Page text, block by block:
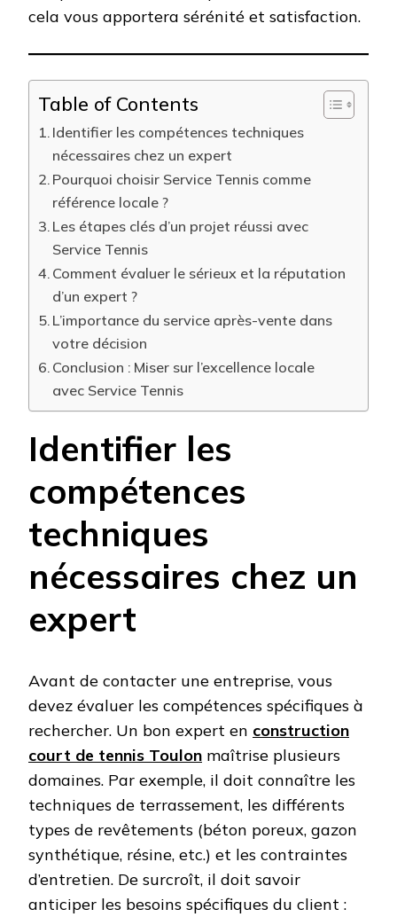
cela vous apportera sérénité et satisfaction.
Table of Contents
Identifier les compétences techniques
nécessaires chez un expert
Pourquoi choisir Service Tennis comme
référence locale ?
Les étapes clés d’un projet réussi avec
Service Tennis
Comment évaluer le sérieux et la réputation
d’un expert ?
L’importance du service après-vente dans
votre décision
Conclusion : Miser sur l’excellence locale
avec Service Tennis
Identifier les
compétences
techniques
nécessaires chez un
expert
Avant de contacter une entreprise, vous
devez évaluer les compétences spécifiques à
rechercher. Un bon expert en construction
court de tennis Toulon maîtrise plusieurs
domaines. Par exemple, il doit connaître les
techniques de terrassement, les différents
types de revêtements (béton poreux, gazon
synthétique, résine, etc.) et les contraintes
d’entretien. De surcroît, il doit savoir
anticiper les besoins spécifiques du client :